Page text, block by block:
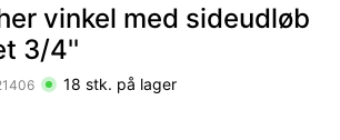
vinkel med sideudløb
3/4''
18 stk. på lager